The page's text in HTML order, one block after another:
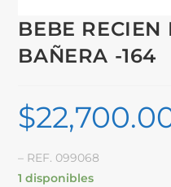
BEBE RECIEN
BAÑERA -164
$
– REF. 099068
1 disponibles